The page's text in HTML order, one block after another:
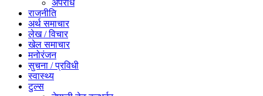
अपराध
राजनीति
अर्थ समाचार
लेख / विचार
खेल समाचार
मनोरंजन
सुचना / प्रविधी
स्वास्थ्य
टुल्स